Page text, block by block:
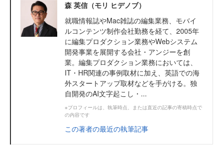
森 英信（モリ ヒデノブ）
就職情報誌やMac雑誌の編集業務、モバイ
ルコンテンツ制作会社勤務を経て、2005年
に編集プロダクション業務やWebシステム
開発事業を展開する会社・アンジーを創
業。編集プロダクション業務においては、
IT・HR関連の事例取材に加え、英語での海
外スタートアップ取材などを手がける。独
自開発のAI文字起こし・...
※プロフィールは、執筆時点、または直近の記事の寄稿時点で
の内容です
この著者の最近の執筆記事